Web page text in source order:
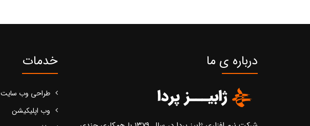
درباره ی ما خدمات
طراحی وب سایت
وب اپلیکیشن